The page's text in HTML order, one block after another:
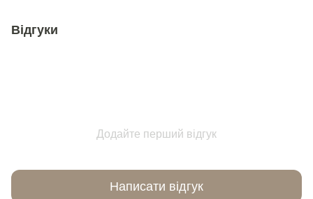
Відгуки
Додайте перший відгук
Написати відгук